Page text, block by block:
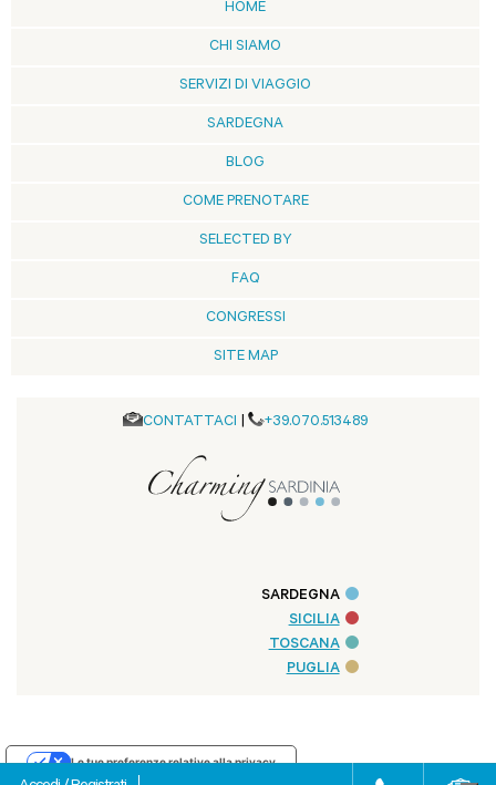
HOME
CHI SIAMO
SERVIZI DI VIAGGIO
SARDEGNA
BLOG
COME PRENOTARE
SELECTED BY
FAQ
CONGRESSI
SITE MAP
CONTATTACI +39.070.513489
SARDEGNA
SICILIA
TOSCANA
PUGLIA
Le tue preferenze relative alla privacy